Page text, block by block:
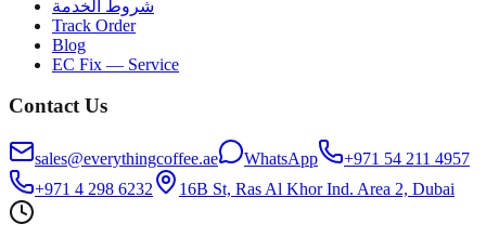
شروط الخدمة
Track Order
Blog
EC Fix — Service
Contact Us
sales@everythingcoffee.ae WhatsApp
+971 54 211 4957
+971 4 298 6232
16B St, Ras Al Khor Ind. Area 2, Dubai